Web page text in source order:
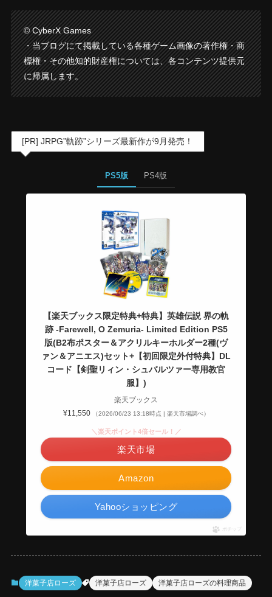
© CyberX Games
・当ブログにて掲載している各種ゲーム画像の著作権・商
標権・その他知的財産権については、各コンテンツ提供元
に帰属します。
[PR] JRPG”軌跡”シリーズ最新作が9月発売！
PS5版 PS4版
【楽天ブックス限定特典+特典】英雄伝説 界の軌
跡 -Farewell, O Zemuria- Limited Edition PS5
版(B2布ポスター＆アクリルキーホルダー2種(ヴ
ァン＆アニエス)セット+【初回限定外付特典】DL
コード【剣聖リィン・シュバルツァー専用教官
服】)
楽天ブックス
¥11,550
（2026/06/23 13:18時点 | 楽天市場調べ）
Amazon
＼楽天ポイント4倍セール！／
楽天市場
Yahooショッピング
ポチップ
洋菓子店ローズ 洋菓子店ローズ 洋菓子店ローズの料理商品